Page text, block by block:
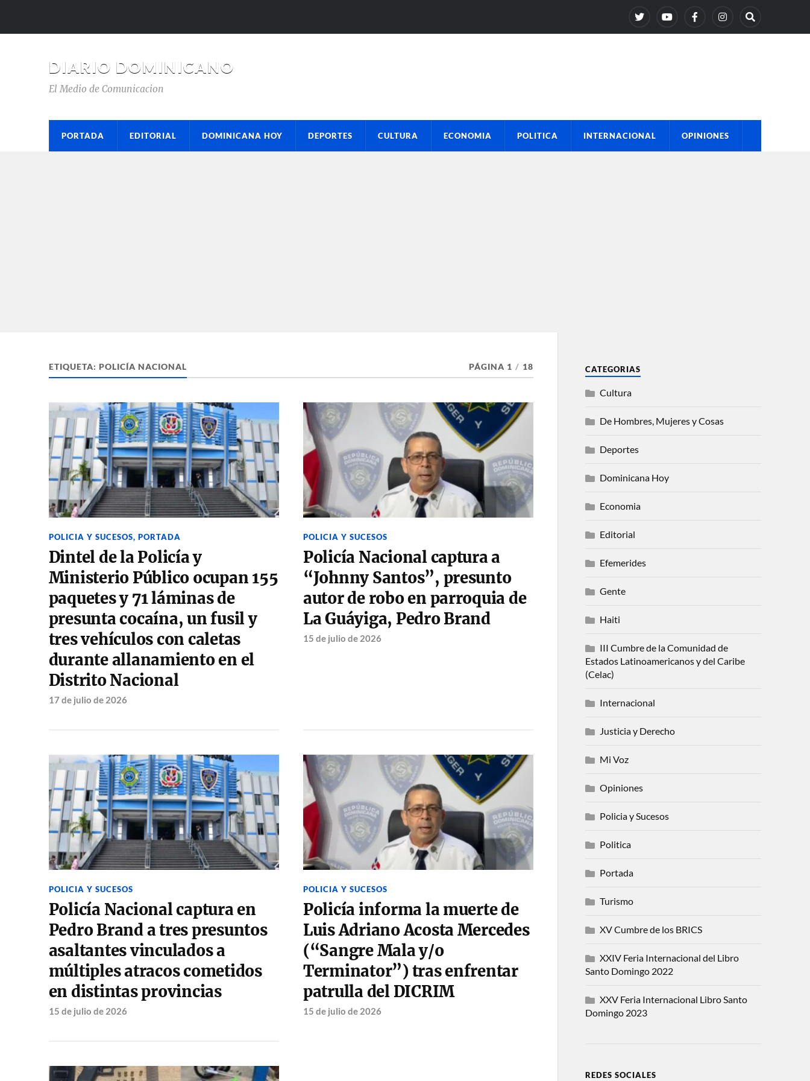
DIARIO DOMINICANO
El Medio de Comunicacion
PORTADA EDITORIAL DOMINICANA HOY DEPORTES CULTURA ECONOMIA POLITICA INTERNACIONAL OPINIONES
ETIQUETA: POLICÍA NACIONAL PÁGINA 1 / 18
POLICIA Y SUCESOS, PORTADA
Dintel de la Policía y
Ministerio Público ocupan 155
paquetes y 71 láminas de
presunta cocaína, un fusil y
tres vehículos con caletas
durante allanamiento en el
Distrito Nacional
17 de julio de 2026
POLICIA Y SUCESOS
Policía Nacional captura a
“Johnny Santos”, presunto
autor de robo en parroquia de
La Guáyiga, Pedro Brand
15 de julio de 2026
POLICIA Y SUCESOS
Policía Nacional captura en
Pedro Brand a tres presuntos
asaltantes vinculados a
múltiples atracos cometidos
en distintas provincias
15 de julio de 2026
POLICIA Y SUCESOS
Policía informa la muerte de
Luis Adriano Acosta Mercedes
(“Sangre Mala y/o
Terminator”) tras enfrentar
patrulla del DICRIM
15 de julio de 2026
CATEGORIAS
Cultura
De Hombres, Mujeres y Cosas
Deportes
Dominicana Hoy
Economia
Editorial
Efemerides
Gente
Haiti
III Cumbre de la Comunidad de
Estados Latinoamericanos y del Caribe
(Celac)
Internacional
Justicia y Derecho
Mi Voz
Opiniones
Policia y Sucesos
Politica
Portada
Turismo
XV Cumbre de los BRICS
XXIV Feria Internacional del Libro
Santo Domingo 2022
XXV Feria Internacional Libro Santo
Domingo 2023
REDES SOCIALES